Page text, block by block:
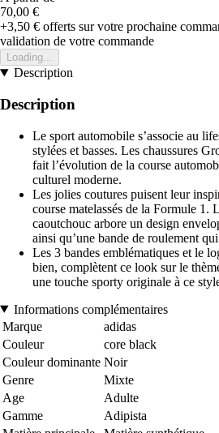
70,00 €
+3,50 € offerts sur votre prochaine
validation de votre commande
Loading...
Description
Description
Le sport automobile s’associe au
stylées et basses. Les chaussures
fait l’évolution de la course
culturel moderne.
Les jolies coutures puisent leur
course matelassés de la Formule 1.
caoutchouc arbore un design
ainsi qu’une bande de roulement
Les 3 bandes emblématiques et le
bien, complètent ce look sur le
une touche sporty originale à ce
Informations complémentaires
Marque
adidas
Couleur
core black
Couleur dominante Noir
Genre
Mixte
Age
Adulte
Gamme
Adipista